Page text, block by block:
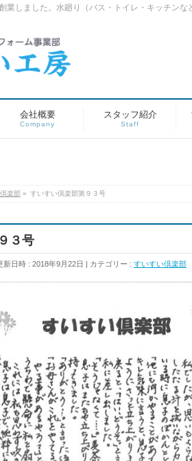
業しました。水廻り（バス・トイレ・キッチンな
会社概要
Company
スタッフ紹介
Staff
楽部 » すいすい倶楽部第９３号
３号
新日時 : 2018年9月22日 カテゴリー : すいすい倶楽部